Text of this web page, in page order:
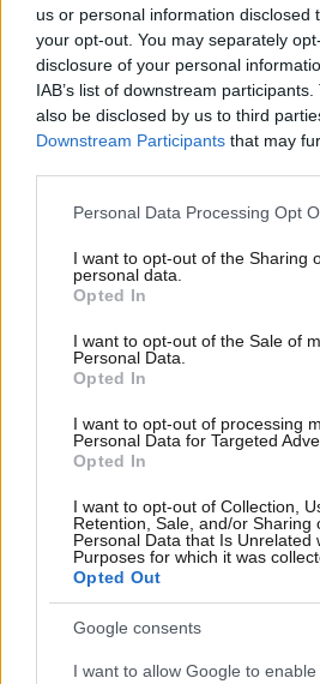
us or personal information disclosed
your opt-out. You may separately
disclosure of your personal
IAB’s list of downstream
also be disclosed by us to third
Downstream Participants that may
Please note that this website/app
not limited to your visit or usage
grant or deny consent to Google and
use your data for below specified
consent section.
Personal Data Processing Opt
I want to opt-out of the Sharing
personal data.
Opted In
I want to opt-out of the Sale of
Personal Data.
Opted In
I want to opt-out of processing
Personal Data for Targeted
Opted In
I want to opt-out of Collection,
Retention, Sale, and/or Sharing
Personal Data that Is Unrelated
Purposes for which it was
Opted Out
Google consents
I want to allow Google to
11·05·2026 23:54
Γιούνκερ: «Υπουργός άλλης
πρότεινε να πουληθεί η
11·05·2026 22:16
της Θεσσαλονίκης του Τσίπρα